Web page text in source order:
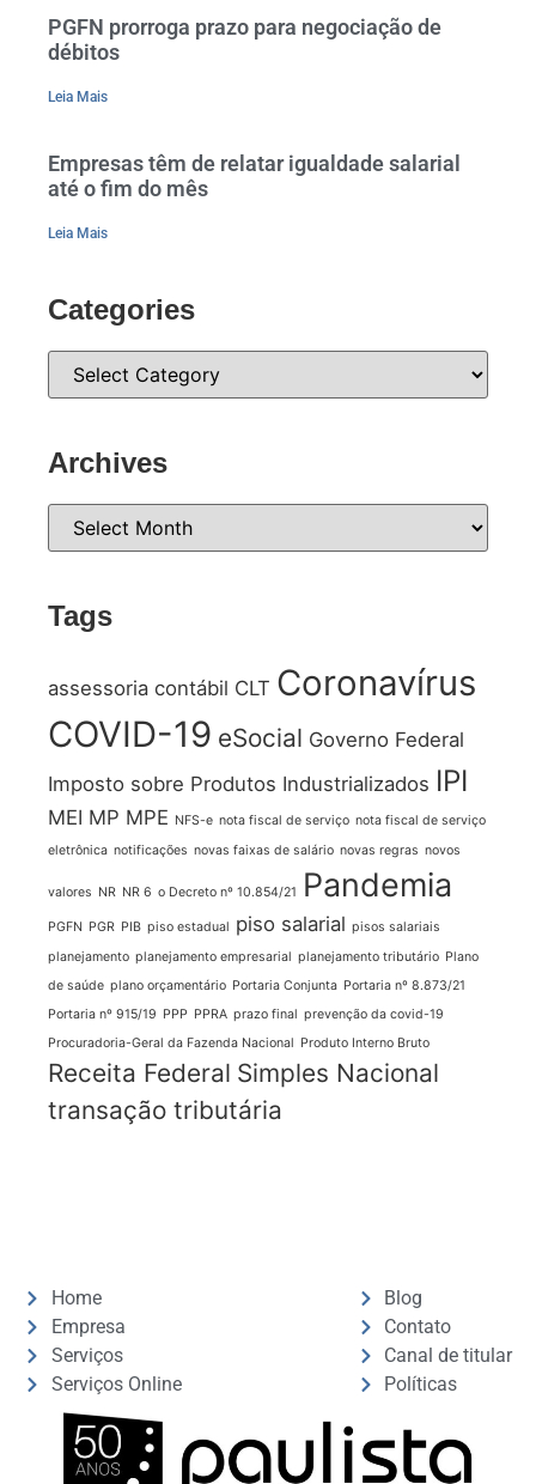
PGFN prorroga prazo para negociação de
débitos
Leia Mais
Empresas têm de relatar igualdade salarial
até o fim do mês
Leia Mais
Categories
Archives
Tags
assessoria contábil CLT Coronavírus
COVID-19 eSocial Governo Federal
Imposto sobre Produtos Industrializados IPI
MEI MP MPE NFS-e nota fiscal de serviço nota fiscal de serviço
eletrônica notificações novas faixas de salário novas regras novos
valores NR NR 6 o Decreto nº 10.854/21 Pandemia
PGFN PGR PIB piso estadual piso salarial pisos salariais
planejamento planejamento empresarial planejamento tributário Plano
de saúde plano orçamentário Portaria Conjunta Portaria nº 8.873/21
Portaria nº 915/19 PPP PPRA prazo final prevenção da covid-19
Procuradoria-Geral da Fazenda Nacional Produto Interno Bruto
Receita Federal Simples Nacional
transação tributária
Home
Empresa
Serviços
Serviços Online
Blog
Contato
Canal de titular
Políticas